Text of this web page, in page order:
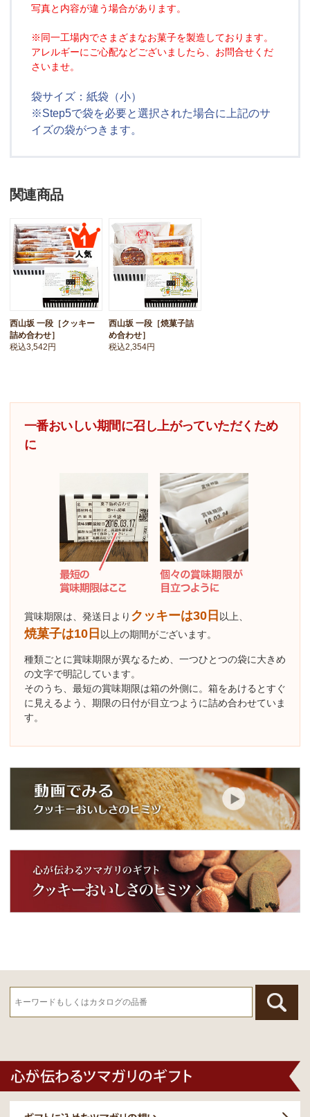
写真と内容が違う場合があります。
※同一工場内でさまざまなお菓子を製造しております。
アレルギーにご心配などございましたら、お問合せくだ
さいませ。
袋サイズ：紙袋（小）
※Step5で袋を必要と選択された場合に上記のサ
イズの袋がつきます。
関連商品
西山坂 一段［クッキー
詰め合わせ］
税込3,542円
西山坂 一段［焼菓子詰
め合わせ］
税込2,354円
一番おいしい期間に召し上がっていただくため
に
賞味期限は、発送日より クッキーは30日 以上、
焼菓子は10日 以上の期間がございます。
種類ごとに賞味期限が異なるため、一つひとつの袋に大きめ
の文字で明記しています。
そのうち、最短の賞味期限は箱の外側に。箱をあけるとすぐ
に見えるよう、期限の日付が目立つように詰め合わせていま
す。